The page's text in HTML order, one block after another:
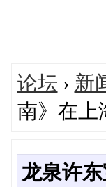
论坛 › 新
南》在上
龙泉许